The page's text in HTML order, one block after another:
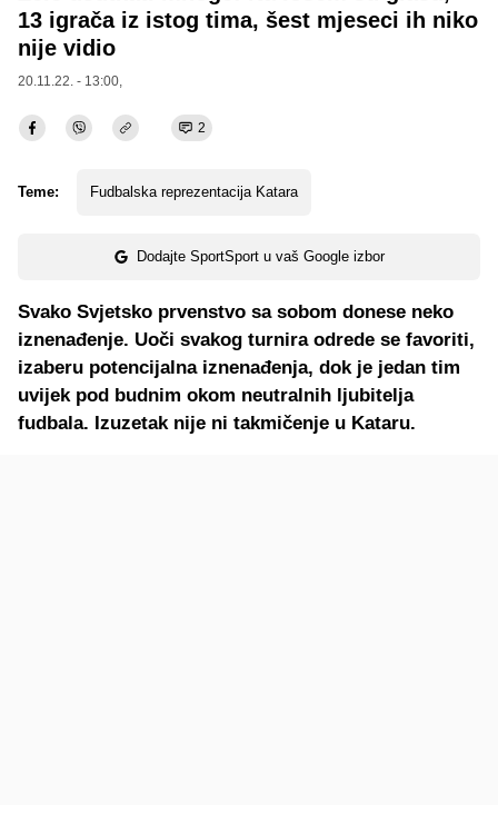
13 igrača iz istog tima, šest mjeseci ih niko
nije vidio
20.11.22. - 13:00,
2
Teme: Fudbalska reprezentacija Katara
Dodajte SportSport u vaš Google izbor
Svako Svjetsko prvenstvo sa sobom donese neko
iznenađenje. Uoči svakog turnira odrede se favoriti,
izaberu potencijalna iznenađenja, dok je jedan tim
uvijek pod budnim okom neutralnih ljubitelja
fudbala. Izuzetak nije ni takmičenje u Kataru.